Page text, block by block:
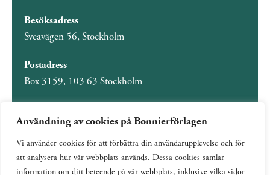
Användning av cookies på Bonnierförlagen
Vi använder cookies för att förbättra din användarupplevelse och för
att analysera hur vår webbplats används. Dessa cookies samlar
information om ditt beteende på vår webbplats, inklusive vilka sidor
Besöksadress
Sveavägen 56, Stockholm
Postadress
Box 3159, 103 63 Stockholm
Om Bonnierförlagen
Cookies